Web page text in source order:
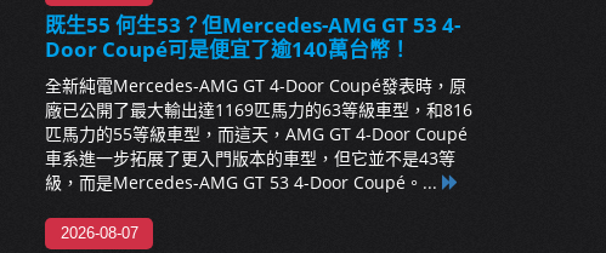
既生55 何生53？但Mercedes-AMG GT 53 4-
Door Coupé可是便宜了逾140萬台幣！
全新純電Mercedes-AMG GT 4-Door Coupé發表時，原
廠已公開了最大輸出達1169匹馬力的63等級車型，和816
匹馬力的55等級車型，而這天，AMG GT 4-Door Coupé
車系進一步拓展了更入門版本的車型，但它並不是43等
級，而是Mercedes-AMG GT 53 4-Door Coupé。...
2026-08-07